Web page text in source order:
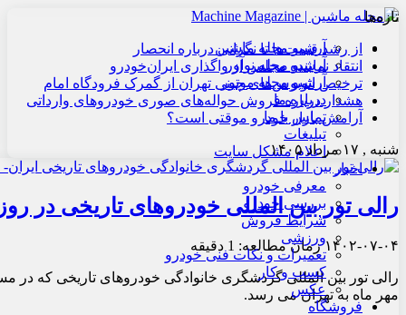
آرشیو مجله ماشین
آرشیو مجله نوآور
آرشیو مجله موتور
درباره ما
تماس با ما
تبلیغات
اعلام مشکل سایت
اخبار
معرفی خودرو
بررسی خودرو
شرایط فروش
ورزشی
تعمیرات و نکات فنی خودرو
کسب و کار
عکس
فروشگاه
تازه‌ها
از رشد قیمت‌ها تا نگرانی درباره انحصار
انتقاد نماینده مجلس از واگذاری ایران‌خودرو
ترخیص اتوبوس‌های چینی تهران از گمرک فرودگاه امام
هشدار درباره فروش حواله‌های صوری خودروهای وارداتی
آرامش بازار خودرو موقتی است؟
شنبه , ۱۷ مرداد ۱۴۰۵
رالی تور بین المللی خودروهای تاریخی در
۱۴۰۲-۰۷-۰۴زمان مطالعه: 1 دقیقه
رالی تور بین المللی گردشگری خانوادگی خودروهای تاریخی که
مهر ماه به تهران می رسد.